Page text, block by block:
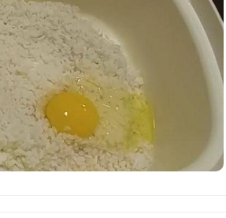
34.5 мкг
1695.2 мкг